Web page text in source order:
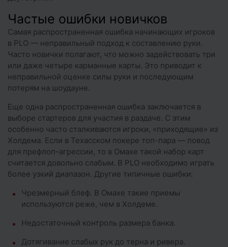
Частые ошибки новичков
Самая распространенная ошибка начинающих игроков
в PLO — неправильный подход к составлению руки.
Часто новички полагают, что можно задействовать три
или даже четыре карманные карты. Это приводит к
неправильной оценке силы руки и последующим
потерям на шоудауне.
Еще одна распространенная ошибка заключается в
выборе стартеров для участия в раздаче. С этим
особенно часто сталкиваются игроки, «приходящие» из
Холдема. Если в Техасском покере топ-пара — повод
для префлоп-агрессии, то в Омахе такой набор карт
считается довольно слабым. В PLO необходимо играть
более узкий диапазон. Другие типичные ошибки:
Чрезмерный блеф. В Омахе такие приемы
используются реже, чем в Холдеме.
Недостаточный контроль размера банка.
Дотягивание слабых рук до терна и ривера.